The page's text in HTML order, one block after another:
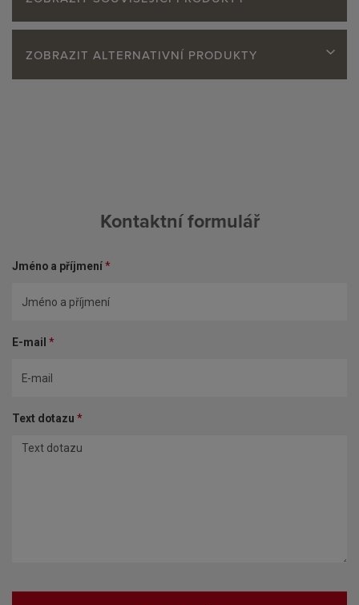
ZOBRAZIT ALTERNATIVNÍ PRODUKTY
Kontaktní formulář
Jméno a příjmení*
E-mail *
Text dotazu *